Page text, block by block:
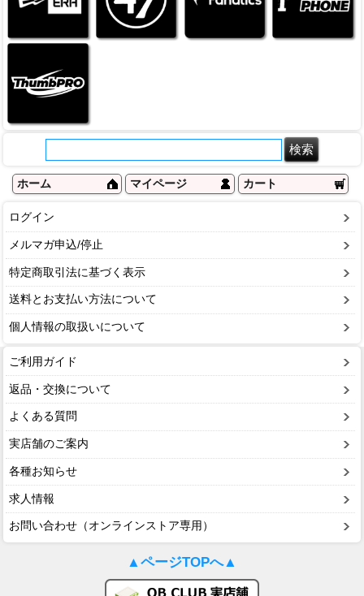
ホーム マイページ カート
ログイン
メルマガ申込/停止
特定商取引法に基づく表示
送料とお支払い方法について
個人情報の取扱いについて
ご利用ガイド
返品・交換について
よくある質問
実店舗のご案内
各種お知らせ
求人情報
お問い合わせ（オンラインストア専用）
▲ページTOPへ▲